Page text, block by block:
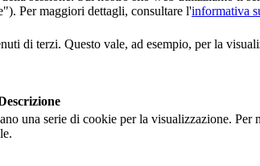
Per maggiori dettagli, consultare l'informativa
di terzi. Questo vale, ad esempio, per la
una serie di cookie per la visualizzazione. Per